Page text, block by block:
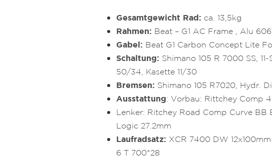
Gesamtgewicht Rad: ca. 13,5kg
Rahmen: Beat – G1 AC Frame , Alu
Gabel: Beat G1 Carbon Concept Lite
Schaltung: Shimano 105 R 7000 SS,
50/34, Kasette 11/30
Bremsen: Shimano 105 R7020, Hydr.
Ausstattung: Vorbau: Rittchey Comp
Lenker: Ritchey Road Comp Curve BB
Logic 27.2mm
Laufradsatz: XCR 7400 DW
6 T 700*28